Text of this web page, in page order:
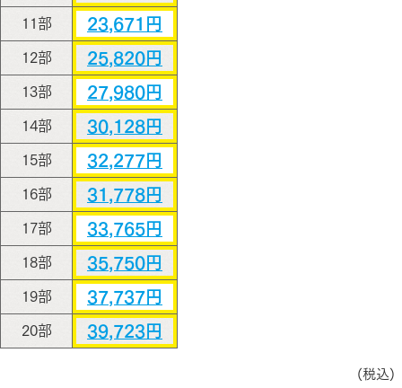
11部 23,671円
12部 25,820円
13部 27,980円
14部 30,128円
15部 32,277円
16部 31,778円
17部 33,765円
18部 35,750円
19部 37,737円
20部 39,723円
(税込)